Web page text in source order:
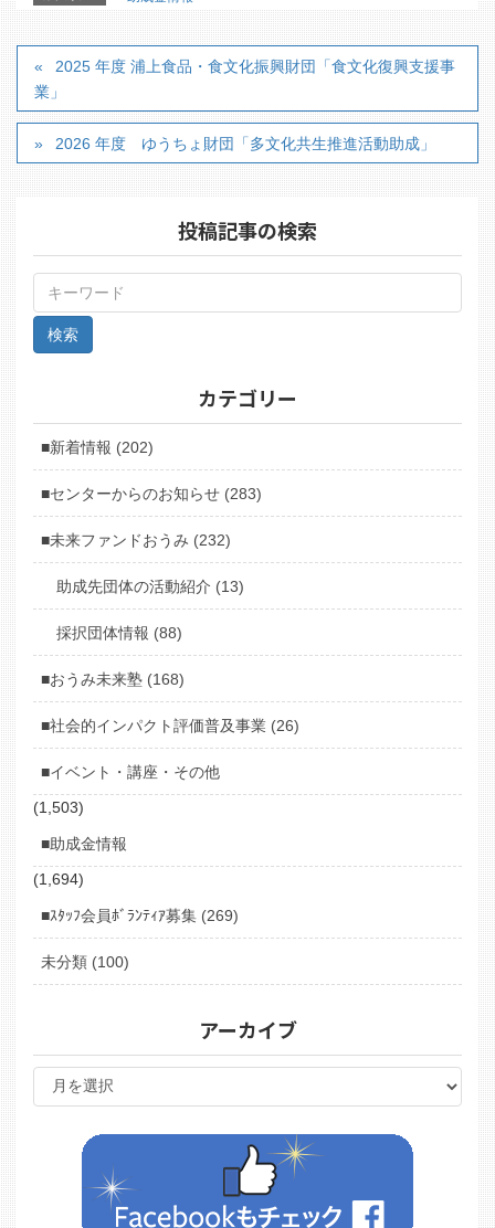
2025 年度 浦上食品・食文化振興財団「食文化復興支援事
業」
2026 年度 ゆうちょ財団「多文化共生推進活動助成」
投稿記事の検索
カテゴリー
■新着情報 (202)
■センターからのお知らせ (283)
■未来ファンドおうみ (232)
助成先団体の活動紹介 (13)
採択団体情報 (88)
■おうみ未来塾 (168)
■社会的インパクト評価普及事業 (26)
■イベント・講座・その他
(1,503)
■助成金情報
(1,694)
■ｽﾀｯﾌ会員ﾎﾞﾗﾝﾃｨｱ募集 (269)
未分類 (100)
アーカイブ